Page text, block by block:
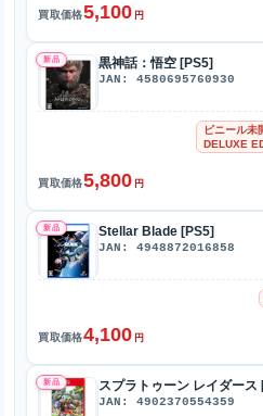
買取価格5,100 円
新品 黒神話：悟空 [PS5]
JAN: 4580695760930
ビニール未
DELUXE
買取価格5,800 円
新品 Stellar Blade [PS5]
JAN: 4948872016858
買取価格4,100 円
新品 スプラトゥーン レイダー
JAN: 4902370554359